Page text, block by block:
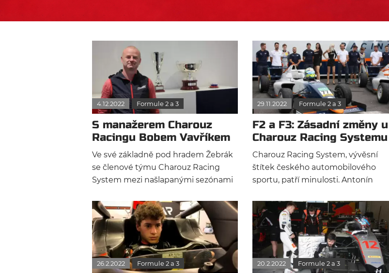
4.12.2022 Formule 2 a 3
S manažerem Charouz
Racingu Bobem Vavříkem
o tom co bude
Ve své základně pod hradem Žebrák
se členové týmu Charouz Racing
System mezi našlapanými sezónami
„příliš neohřejí“. Bylo tedy na čase,
využít krátké přítomnosti manažera
Roberta „Boba“ Vavříka a popovídat si
s ním o tom, jak tým hodnotí právě
proběhlý ročník a jaké jsou vyhlídky
do příštího, který se v F2 a F3 již
29.11.2022 Formule 2 a 3
F2 a F3: Zásadní změny u
Charouz Racing Systemu
Charouz Racing System, vývěsní
štítek českého automobilového
sportu, patří minulosti. Antonín
šampionáty F2 a F3 německé stáji
PHM. Zároveň tým oznámil své
jezdecké složení formule 2 pro příští
sezónu.
26.2.2022 Formule 2 a 3 20.2.2022 Formule 2 a 3